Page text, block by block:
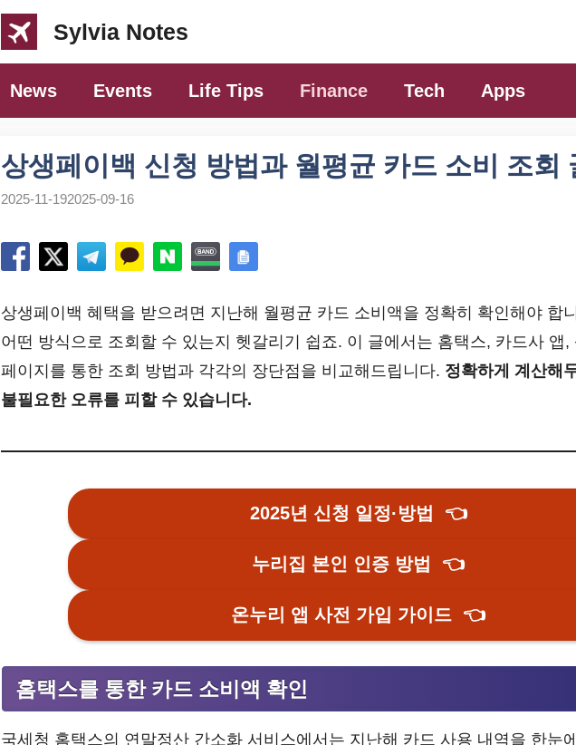
Sylvia Notes
News Events Life Tips Finance Tech Apps
상생페이백 신청 방법과 월평균 카드 소비 조회
2025-11-192025-09-16
상생페이백 혜택을 받으려면 지난해 월평균 카드 소비액을 정확히 확인해야 합
어떤 방식으로 조회할 수 있는지 헷갈리기 쉽죠. 이 글에서는 홈택스, 카드사 앱,
페이지를 통한 조회 방법과 각각의 장단점을 비교해드립니다. 정확하게 계산해
불필요한 오류를 피할 수 있습니다.
2025년 신청 일정·방법 👈
누리집 본인 인증 방법 👈
온누리 앱 사전 가입 가이드 👈
홈택스를 통한 카드 소비액 확인
국세청 홈택스의 연말정산 간소화 서비스에서는 지난해 카드 사용 내역을 한눈